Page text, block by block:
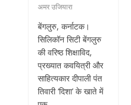
अमर उजियारा
बेंगलुरु, कर्नाटक।
सिलिकॉन सिटी बेंगलुरु
की वरिष्ठ शिक्षाविद,
प्रख्यात कवयित्री और
साहित्यकार दीपाली पंत
तिवारी ‘दिशा’ के खाते में